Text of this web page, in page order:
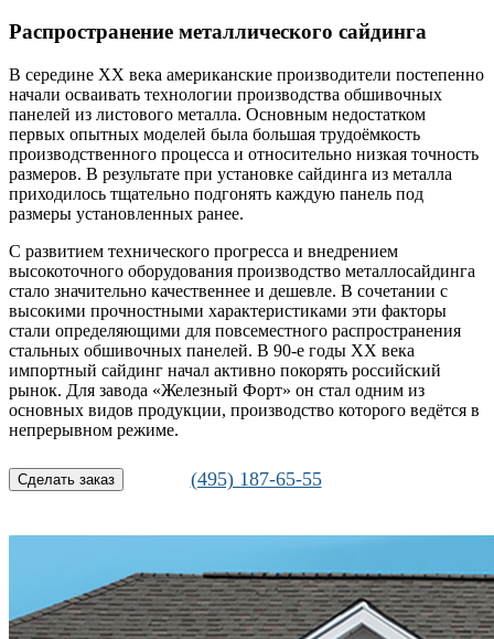
Распространение металлического сайдинга
В середине XX века американские производители постепенно
начали осваивать технологии производства обшивочных
панелей из листового металла. Основным недостатком
первых опытных моделей была большая трудоёмкость
производственного процесса и относительно низкая точность
размеров. В результате при установке сайдинга из металла
приходилось тщательно подгонять каждую панель под
размеры установленных ранее.
С развитием технического прогресса и внедрением
высокоточного оборудования производство металлосайдинга
стало значительно качественнее и дешевле. В сочетании с
высокими прочностными характеристиками эти факторы
стали определяющими для повсеместного распространения
стальных обшивочных панелей. В 90-е годы XX века
импортный сайдинг начал активно покорять российский
рынок. Для завода «Железный Форт» он стал одним из
основных видов продукции, производство которого ведётся в
непрерывном режиме.
Сделать заказ (495) 187-65-55